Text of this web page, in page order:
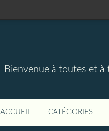
Bienvenue à toutes et à
ACCUEIL CATÉGORIES